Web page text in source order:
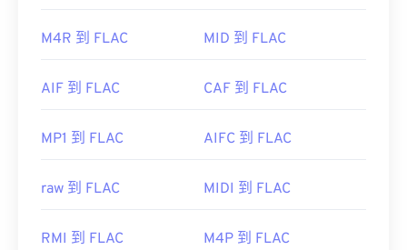
M4R 到 FLAC MID 到 FLAC
AIF 到 FLAC CAF 到 FLAC
MP1 到 FLAC AIFC 到 FLAC
raw 到 FLAC MIDI 到 FLAC
RMI 到 FLAC M4P 到 FLAC